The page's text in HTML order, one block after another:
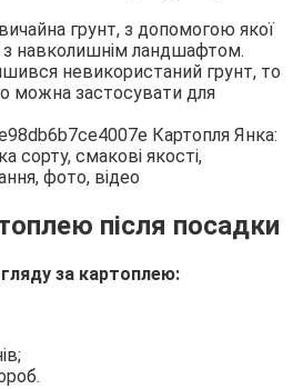
грунт, з допомогою якої
навколишнім ландшафтом.
невикористаний грунт, то
можна застосувати для
після посадки
за картоплею: